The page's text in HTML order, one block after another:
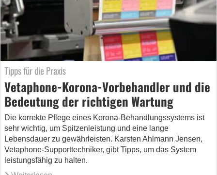
Tipps für die Praxis
Vetaphone-Korona-Vorbehandler und die
Bedeutung der richtigen Wartung
Die korrekte Pflege eines Korona-Behandlungssystems ist
sehr wichtig, um Spitzenleistung und eine lange
Lebensdauer zu gewährleisten. Karsten Ahlmann Jensen,
Vetaphone-Supporttechniker, gibt Tipps, um das System
leistungsfähig zu halten.